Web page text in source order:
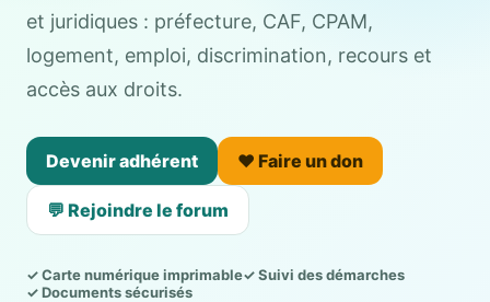
et juridiques : préfecture, CAF, CPAM,
logement, emploi, discrimination, recours et
accès aux droits.
Devenir adhérent ❤️ Faire un don
💬 Rejoindre le forum
✓ Carte numérique imprimable✓ Suivi des démarches
✓ Documents sécurisés